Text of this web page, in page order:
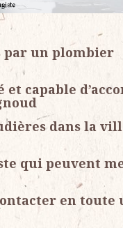
par un plombier
capable
dans la
qui peuvent
en toute